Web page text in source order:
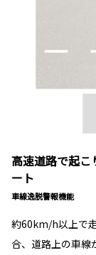
高速道路で起こ
ート
車線逸脱警報機能
約60km/h以上で
合、道路上の車線